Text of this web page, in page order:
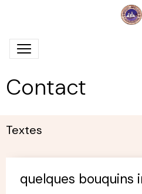
Contact
Textes
quelques bouquins